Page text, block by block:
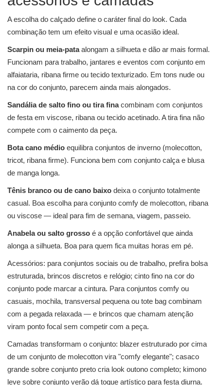
A escolha do calçado define o caráter final do look. Cada
combinação tem um efeito visual e uma ocasião ideal.
Scarpin ou meia-pataalongam a silhueta e dão ar mais formal.
Funcionam para trabalho, jantares e eventos com conjunto em
alfaiataria, ribana firme ou tecido texturizado. Em tons nude ou
na cor do conjunto, parecem ainda mais alongados.
Sandália de salto fino ou tira finacombinam com conjuntos
de festa em viscose, ribana ou tecido acetinado. A tira fina não
compete com o caimento da peça.
Bota cano médio equilibra conjuntos de inverno (molecotton,
tricot, ribana firme). Funciona bem com conjunto calça e blusa
de manga longa.
Tênis branco ou de cano baixo deixa o conjunto totalmente
casual. Boa escolha para conjunto comfy de molecotton, ribana
ou viscose — ideal para fim de semana, viagem, passeio.
Anabela ou salto grosso é a opção confortável que ainda
alonga a silhueta. Boa para quem fica muitas horas em pé.
Acessórios: para conjuntos sociais ou de trabalho, prefira bolsa
estruturada, brincos discretos e relógio; cinto fino na cor do
conjunto pode marcar a cintura. Para conjuntos comfy ou
casuais, mochila, transversal pequena ou tote bag combinam
com a pegada relaxada — e brincos que chamam atenção
viram ponto focal sem competir com a peça.
Camadas transformam o conjunto: blazer estruturado por cima
de um conjunto de molecotton vira "comfy elegante"; casaco
grande sobre conjunto preto cria look outono completo; kimono
leve sobre conjunto verão dá toque artístico para festa diurna.